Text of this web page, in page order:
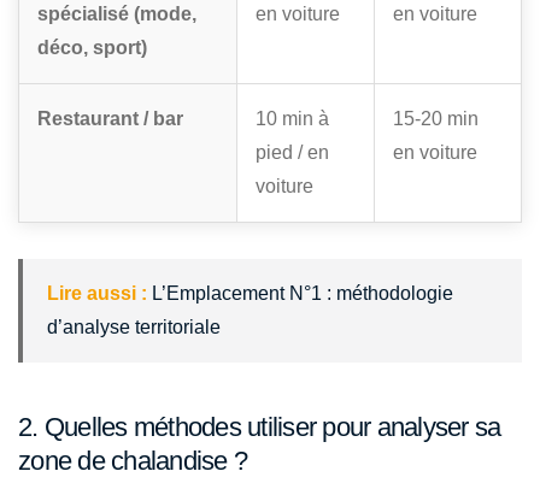
spécialisé (mode,
déco, sport)
en voiture
en voiture
Restaurant / bar
10 min à
pied / en
voiture
15-20 min
en voiture
Lire aussi : L’Emplacement N°1 : méthodologie
d’analyse territoriale
2. Quelles méthodes utiliser pour analyser sa
zone de chalandise ?